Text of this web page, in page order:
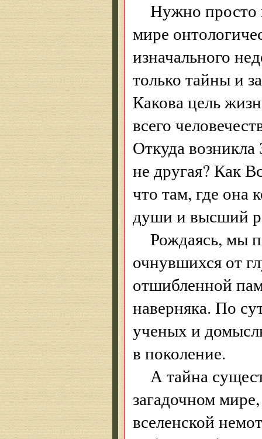
Нужно просто
мире
изначального
только тайны и
Какова цель
всего
Откуда
не другая? Как
что там, где она
души и высший
Рождаясь, мы
очнувшихся от
отшибленной
наверняка. По
ученых и
в поколение.
А тайна
загадочном
вселенской